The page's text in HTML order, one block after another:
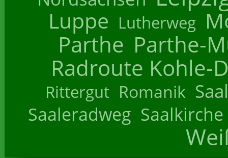
Luppe Lutherweg
Parthe Parthe-
Radroute Kohle-
Rittergut Romanik
Saaleradweg Saalkirche